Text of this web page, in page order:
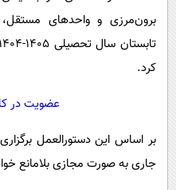
برون‌مرزی و واحدهای
کرد.
عضویت در
بر اساس این دستورالعمل
جاری به صورت مجازی بلامانع